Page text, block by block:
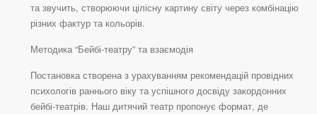
та звучить, створюючи цілісну картину світу через комбінацію
різних фактур та кольорів.
Методика “Бейбі-театру” та взаємодія
Постановка створена з урахуванням рекомендацій провідних
психологів раннього віку та успішного досвіду закордонних
бейбі-театрів. Наш дитячий театр пропонує формат, де